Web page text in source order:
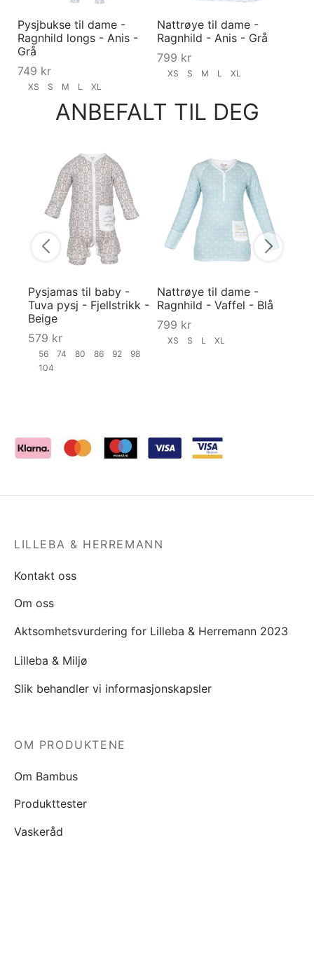
Pysjbukse til dame -
Ragnhild longs - Anis -
Grå
749 kr
XS S M L XL
Nattrøye til dame -
Ragnhild - Anis - Grå
799 kr
XS S M L XL
ANBEFALT TIL DEG
Pysjamas til baby -
Tuva pysj - Fjellstrikk -
Beige
579 kr
56 74 80 86 92
98
104
Nattrøye til dame -
Ragnhild - Vaffel - Blå
799 kr
XS S L XL
LILLEBA & HERREMANN
Kontakt oss
Om oss
Aktsomhetsvurdering for Lilleba & Herremann 2023
Lilleba & Miljø
Slik behandler vi informasjonskapsler
OM PRODUKTENE
Om Bambus
Produkttester
Vaskeråd